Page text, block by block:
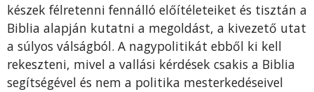
készek félretenni fennálló előítéleteiket és tisztán a
Biblia alapján kutatni a megoldást, a kivezető utat
a súlyos válságból. A nagypolitikát ebből ki kell
rekeszteni, mivel a vallási kérdések csakis a Biblia
segítségével és nem a politika mesterkedéseivel